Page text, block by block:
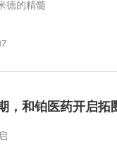
德的精髓
，和铂医药开启拓